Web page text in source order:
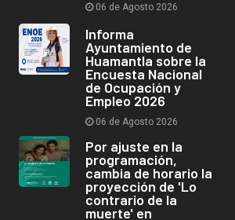
06 de Agosto 2026
Informa
Ayuntamiento de
Huamantla sobre la
Encuesta Nacional
de Ocupación y
Empleo 2026
06 de Agosto 2026
Por ajuste en la
programación,
cambia de horario la
proyección de 'Lo
contrario de la
muerte' en